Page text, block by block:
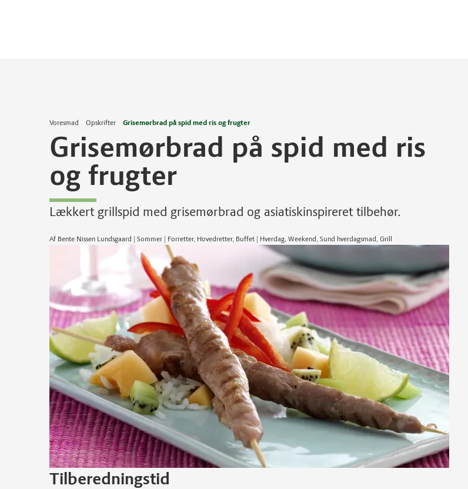
Voresmad Opskrifter Grisemørbrad på spid med ris og frugter
Grisemørbrad på spid med ris
og frugter
Lækkert grillspid med grisemørbrad og asiatiskinspireret tilbehør.
Af Bente Nissen Lundsgaard | Sommer | Forretter, Hovedretter, Buffet | Hverdag, Weekend, Sund hverdagsmad, Grill
Tilberedningstid